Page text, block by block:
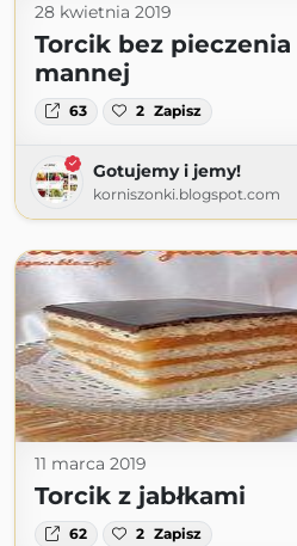
28 kwietnia 2019
Torcik bez pieczenia
mannej
63 2 Zapisz
Gotujemy i jemy!
korniszonki.blogspot.com
11 marca 2019
Torcik z jabłkami
62 2 Zapisz